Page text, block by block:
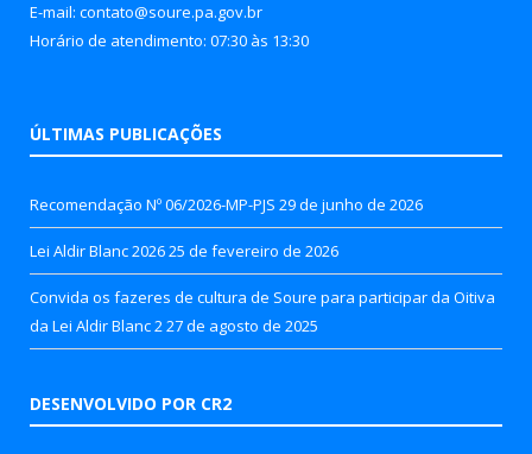
E-mail: contato@soure.pa.gov.br
Horário de atendimento: 07:30 às 13:30
ÚLTIMAS PUBLICAÇÕES
Recomendação Nº 06/2026-MP-PJS 29 de junho de 2026
Lei Aldir Blanc 202625 de fevereiro de 2026
Convida os fazeres de cultura de Soure para participar da Oitiva
da Lei Aldir Blanc 227 de agosto de 2025
DESENVOLVIDO POR CR2